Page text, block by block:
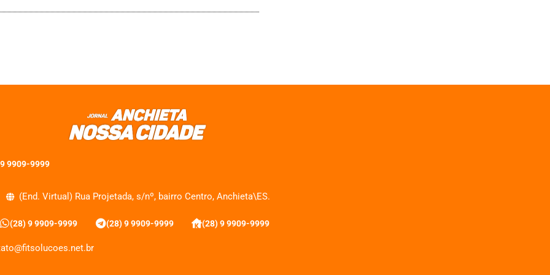
9909-9999
(End. Virtual) Rua Projetada, s/nº, bairro Centro, Anchieta\ES.
(28) 9 9909-9999 (28) 9 9909-9999 (28) 9 9909-9999